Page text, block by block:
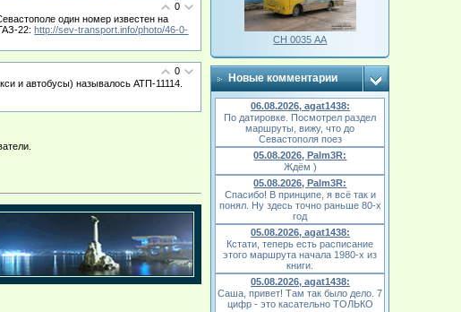
0
один номер известен на
22:http://sev-transport.info/photo/46-0-
0
и автобусы) называлось АТП-11114.
СН 0035 АА
Новые комментарии
06.08.2026, agat1438:
По датировке. Посмотрел раздел
маршруты, вижу, что до
Севастополя поез
05.08.2026, Palm3R:
Ждём )
05.08.2026, Palm3R:
Спасибо! В принципе, я всё так и
понял. Ну здесь точно раньше 80-х
год
05.08.2026, agat1438:
Кстати, теперь есть расписание
этого маршрута начала 1980-х из
книги.
05.08.2026, agat1438:
Саша, привет! Там так было дело. 7
цифр - это касательно ТОЛЬКО